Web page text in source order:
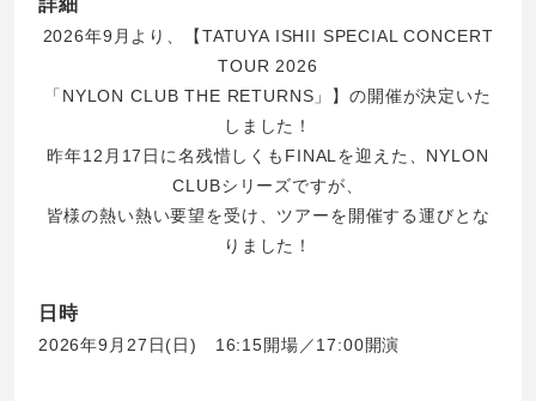
詳細
2026年9月より、【TATUYA ISHII SPECIAL CONCERT
TOUR 2026
「NYLON CLUB THE RETURNS」】の開催が決定いた
しました！
昨年12月17日に名残惜しくもFINALを迎えた、NYLON
CLUBシリーズですが、
皆様の熱い熱い要望を受け、ツアーを開催する運びとな
りました！
日時
2026年9月27日(日) 16:15開場／17:00開演